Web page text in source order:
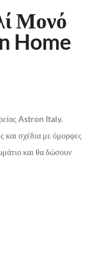
Μονό
Home
Astron Italy.
και σχέδια με όμορφες
και θα δώσουν